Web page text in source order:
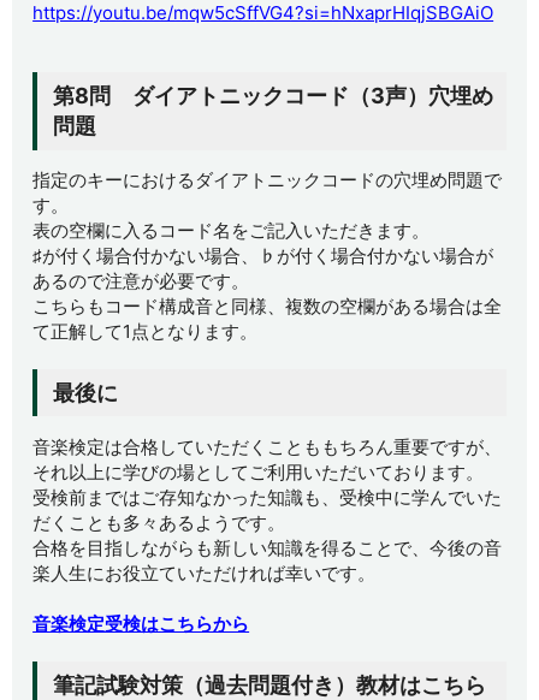
https://youtu.be/mqw5cSffVG4?si=hNxaprHIqjSBGAiO
第8問 ダイアトニックコード（3声）穴埋め
問題
指定のキーにおけるダイアトニックコードの穴埋め問題で
す。
表の空欄に入るコード名をご記入いただきます。
♯が付く場合付かない場合、♭が付く場合付かない場合が
あるので注意が必要です。
こちらもコード構成音と同様、複数の空欄がある場合は全
て正解して1点となります。
最後に
音楽検定は合格していただくことももちろん重要ですが、
それ以上に学びの場としてご利用いただいております。
受検前まではご存知なかった知識も、受検中に学んでいた
だくことも多々あるようです。
合格を目指しながらも新しい知識を得ることで、今後の音
楽人生にお役立ていただければ幸いです。
音楽検定受検はこちらから
筆記試験対策（過去問題付き）教材はこちら